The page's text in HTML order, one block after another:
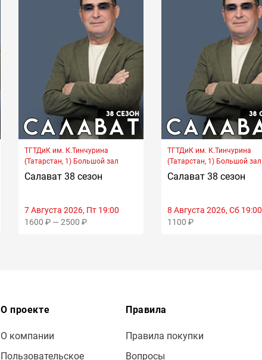
ТГТДиК им. К.Тинчурина
(Татарстан, 1) Большой зал
Салават 38 сезон
7 Августа 2026, Пт 19:00
1600 ₽ — 2500 ₽
ТГТДиК им. К.Тинчурина
(Татарстан, 1) Большой зал
Салават 38 сезон
8 Августа 2026, Сб 19:00
1100 ₽
О проекте
О компании
Пользовательское
Правила
Правила покупки
Вопросы